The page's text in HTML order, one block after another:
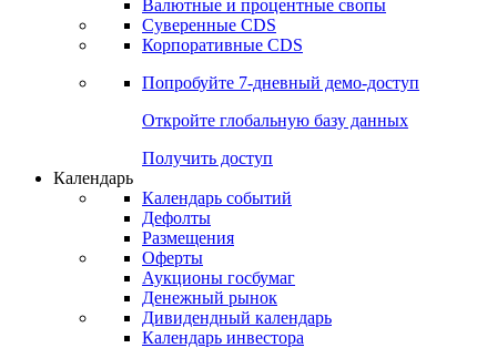
Валютные и процентные свопы
Суверенные CDS
Корпоративные CDS
Попробуйте 7-дневный демо-доступ
Откройте глобальную базу данных
Получить доступ
Календарь
Календарь событий
Дефолты
Размещения
Оферты
Аукционы госбумаг
Денежный рынок
Дивидендный календарь
Календарь инвестора